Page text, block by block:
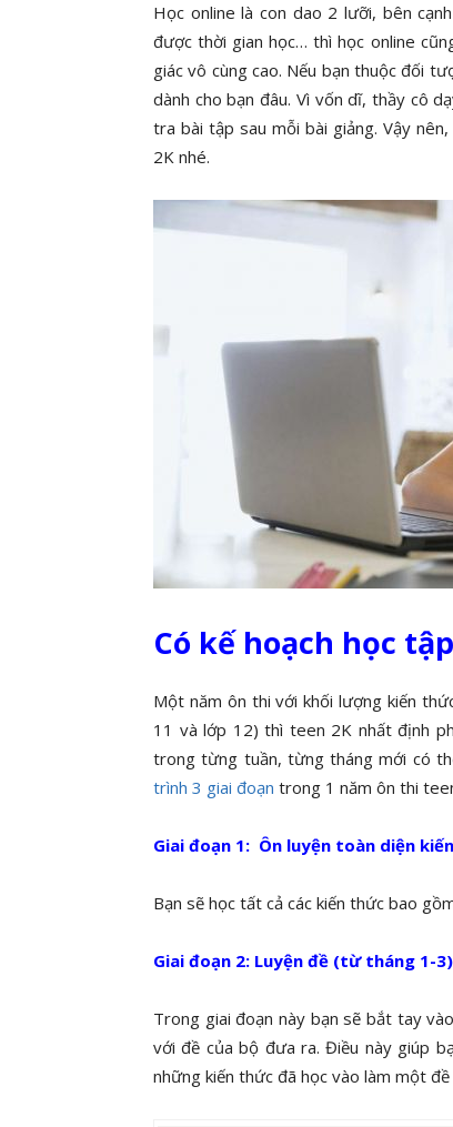
Học online là con dao 2 lưỡi, bên
được thời gian học… thì học online
giác vô cùng cao. Nếu bạn thuộc đối
dành cho bạn đâu. Vì vốn dĩ, thầy cô
tra bài tập sau mỗi bài giảng. Vậy
2K nhé.
Có kế hoạch học
Một năm ôn thi với khối lượng kiến
11 và lớp 12) thì teen 2K nhất định
trong từng tuần, từng tháng mới có
trình 3 giai đoạn trong 1 năm ôn thi
Giai đoạn 1: Ôn luyện toàn diện
Bạn sẽ học tất cả các kiến thức bao
Giai đoạn 2: Luyện đề (từ tháng 1-3)
Trong giai đoạn này bạn sẽ bắt tay
với đề của bộ đưa ra. Điều này giúp
những kiến thức đã học vào làm một đề